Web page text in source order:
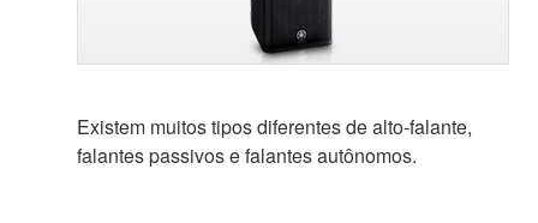
Existem muitos tipos diferentes de alto-falante,
falantes passivos e falantes autônomos.